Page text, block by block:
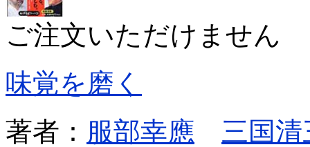
ご注文いただけません
味覚を磨く
著者： 服部幸應
三国清